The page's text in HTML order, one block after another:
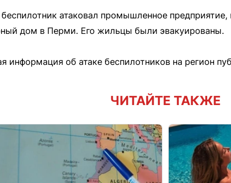
атаковал промышленное предприятие,
дом в Перми. Его жильцы были эвакуированы.
информация об атаке беспилотников на регион
ЧИТАЙТЕ ТАКЖЕ